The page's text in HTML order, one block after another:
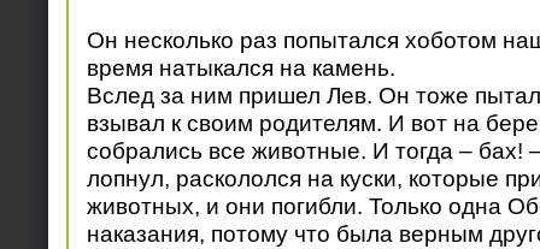
Он несколько раз попытался хоботом
время натыкался на камень.
Вслед за ним пришел Лев. Он тоже
взывал к своим родителям. И вот на
собрались все животные. И тогда – бах!
лопнул, раскололся на куски, которые
животных, и они погибли. Только одна
наказания, потому что была верным